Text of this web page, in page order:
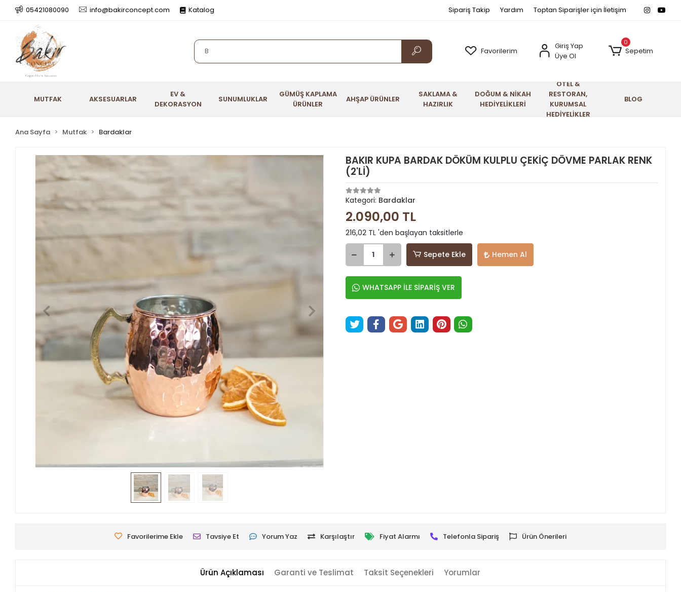
05421080090 info@bakirconcept.com Katalog Sipariş Takip Yardım Toptan Siparişler için İletişim
Favorilerim
Giriş Yap
Üye Ol
0
Sepetim
MUTFAK AKSESUARLAR
EV &
DEKORASYON
SUNUMLUKLAR
GÜMÜŞ KAPLAMA
ÜRÜNLER
AHŞAP ÜRÜNLER
SAKLAMA &
HAZIRLIK
DOĞUM & NİKAH
HEDİYELİKLERİ
OTEL &
RESTORAN,
KURUMSAL
HEDİYELİKLER
BLOG
Ana Sayfa Mutfak Bardaklar
BAKIR KUPA BARDAK DÖKÜM KULPLU ÇEKİÇ DÖVME PARLAK RENK
(2'Lİ)
Kategori: Bardaklar
2.090,00 TL
216,02 TL 'den başlayan taksitlerle
Sepete Ekle Hemen Al
WHATSAPP İLE SİPARİŞ VER
Favorilerime Ekle Tavsiye Et Yorum Yaz Karşılaştır Fiyat Alarmı Telefonla Sipariş Ürün Önerileri
Ürün Açıklaması Garanti ve Teslimat Taksit Seçenekleri Yorumlar